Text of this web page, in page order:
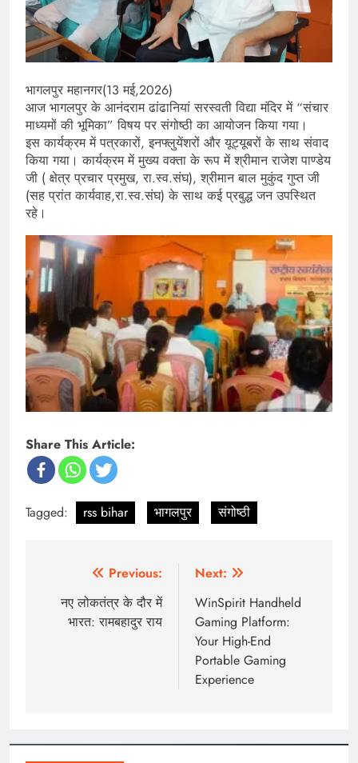
भागलपुर महानगर(13 मई,2026)
आज भागलपुर के आनंदराम ढांढानियां सरस्वती विद्या मंदिर में “संचार
माध्यमों की भूमिका” विषय पर संगोष्ठी का आयोजन किया गया।
इस कार्यक्रम में पत्रकारों, इनफ्लुयेंशरों और यूट्यूबरों के साथ संवाद
किया गया। कार्यक्रम में मुख्य वक्ता के रूप में श्रीमान राजेश पाण्डेय
जी ( क्षेत्र प्रचार प्रमुख, रा.स्व.संघ), श्रीमान बाल मुकुंद गुप्त जी
(सह प्रांत कार्यवाह,रा.स्व.संघ) के साथ कई प्रबुद्ध जन उपस्थित
रहे।
Share This Article:
Tagged: rss bihar भागलपुर संगोष्ठी
navigation
Previous:
नए लोकतंत्र के दौर में
भारत: रामबहादुर राय
Next:
WinSpirit Handheld
Gaming Platform:
Your High-End
Portable Gaming
Experience